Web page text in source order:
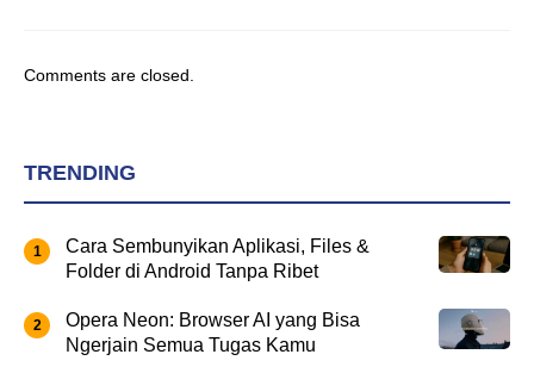
Comments are closed.
TRENDING
Cara Sembunyikan Aplikasi, Files &
Folder di Android Tanpa Ribet
Opera Neon: Browser AI yang Bisa
Ngerjain Semua Tugas Kamu